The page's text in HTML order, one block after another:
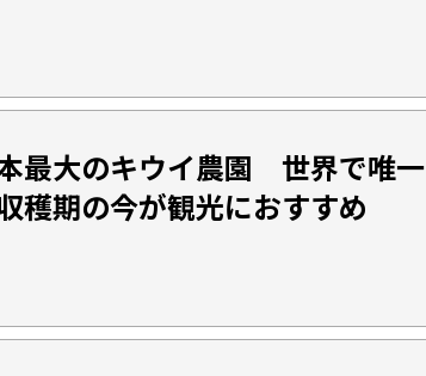
最大のキウイ農園 世界で唯一
期の今が観光におすすめ